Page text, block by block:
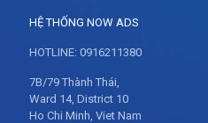
HỆ THỐNG NOW ADS
HOTLINE: 0916211380
7B/79 Thành Thái,
Ward 14, District 10
Ho Chi Minh, Viet Nam